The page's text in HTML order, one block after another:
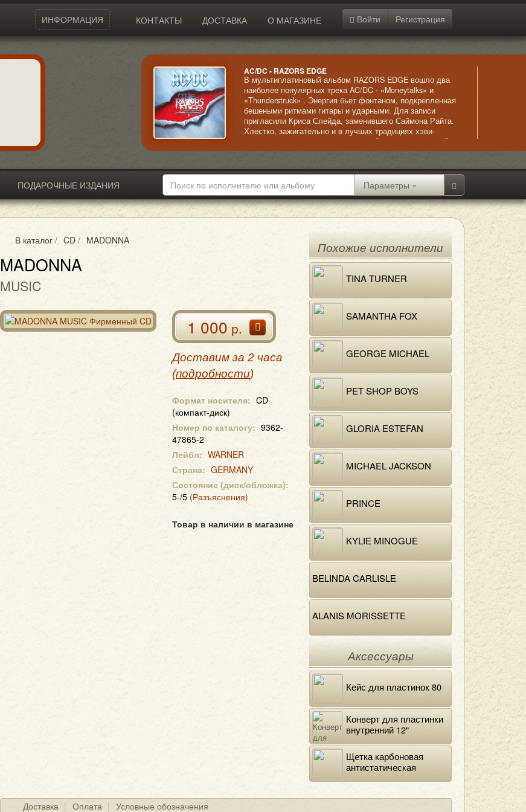
ИНФОРМАЦИЯ КОНТАКТЫ ДОСТАВКА О МАГАЗИНЕ Войти Регистрация
AC/DC - RAZORS EDGE
В мультиплатиновый альбом RAZORS EDGE вошло два
наиболее популярных трека AC/DC - «Moneytalks» и
«Thunderstruck» . Энергия бьет фонтаном, подкрепленная
бешеными ритмами гитары и ударными. Для записи
пригласили Криса Слейда, заменившего Саймона Райта.
Хлестко, зажигательно и в лучших традициях хэви-
металла и хард-рока – классический вариант «тяжелой»
музыки.
ПОДАРОЧНЫЕ ИЗДАНИЯ
Параметры
В каталог / CD / MADONNA
MADONNA
MUSIC
1 000р.
Доставим за 2 часа
(подробности)
Формат носителя: CD
(компакт-диск)
Номер по каталогу: 9362-
47865-2
Лейбл: WARNER
Страна: GERMANY
Состояние (диск/обложка):
5-/5 (Разъяснения)
Товар в наличии в магазине
Похожие исполнители
TINA TURNER
SAMANTHA FOX
GEORGE MICHAEL
PET SHOP BOYS
GLORIA ESTEFAN
MICHAEL JACKSON
PRINCE
KYLIE MINOGUE
BELINDA CARLISLE
ALANIS MORISSETTE
Аксессуары
Кейс для пластинок 80
Конверт для пластинки
внутренний 12"
Щетка карбоновая
антистатическая
Доставка Оплата Условные обозначения